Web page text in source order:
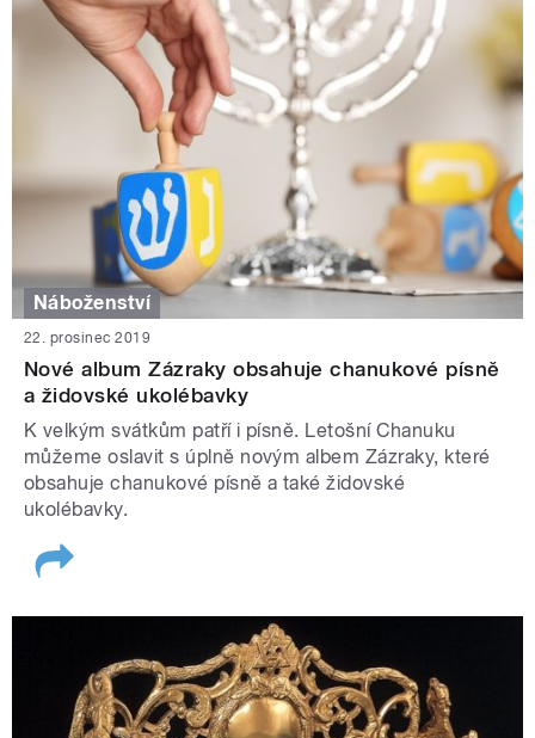
Náboženství
22. prosinec 2019
Nové album Zázraky obsahuje chanukové písně
a židovské ukolébavky
K velkým svátkům patří i písně. Letošní Chanuku
můžeme oslavit s úplně novým albem Zázraky, které
obsahuje chanukové písně a také židovské
ukolébavky.